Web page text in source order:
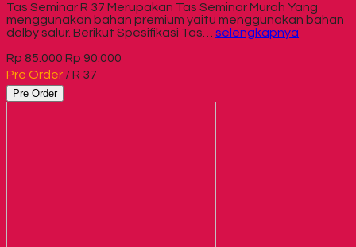
Tas Seminar R 37 Merupakan Tas Seminar Murah Yang
menggunakan bahan premium yaitu menggunakan bahan
dolby salur. Berikut Spesifikasi Tas… selengkapnya
Rp 85.000 Rp 90.000
Pre Order / R 37
Pre Order